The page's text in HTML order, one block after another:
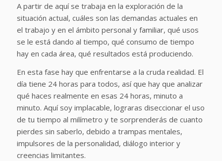
A partir de aquí se trabaja en la exploración de la
situación actual, cuáles son las demandas actuales en
el trabajo y en el ámbito personal y familiar, qué usos
se le está dando al tiempo, qué consumo de tiempo
hay en cada área, qué resultados está produciendo.
En esta fase hay que enfrentarse a la cruda realidad. El
día tiene 24 horas para todos, así que hay que analizar
qué haces realmente en esas 24 horas, minuto a
minuto. Aquí soy implacable, lograras diseccionar el uso
de tu tiempo al milímetro y te sorprenderás de cuanto
pierdes sin saberlo, debido a trampas mentales,
impulsores de la personalidad, diálogo interior y
creencias limitantes.